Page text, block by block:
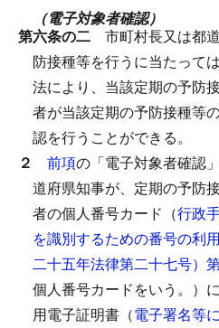
（電子対象者確認）
第六条の二 市町村長又は都
防接種等を行うに当たって
法により、当該定期の予防
者が当該定期の予防接種等
認を行うことができる。
２ 前項の「電子対象者確認
道府県知事が、定期の予防
者の個人番号カード（行政
を識別するための番号の利
二十五年法律第二十七号）
個人番号カードをいう。）
用電子証明書（電子署名等